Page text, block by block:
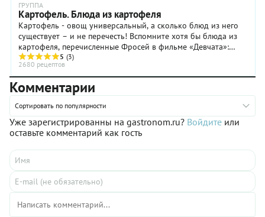
ГРУППА
Картофель. Блюда из картофеля
Картофель - овощ универсальный, а сколько блюд из него
существует – и не перечесть! Вспомните хотя бы блюда из
картофеля, перечисленные Фросей в фильме «Девчата»:
картошка жареная, отварная, пюре, ...
5 (3)
2680 рецептов
Комментарии
Сортировать по популярности
Уже зарегистрированны на gastronom.ru? Войдите или
оставьте комментарий как гость